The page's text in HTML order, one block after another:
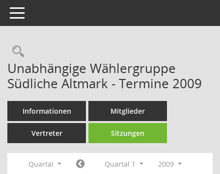
Toggle navigation
Rechercheauswahl
Unabhängige Wählergruppe
Südliche Altmark - Termine 2009
Informationen Mitglieder
Vertreter Sitzungen
Quartal Quartal 1
2009